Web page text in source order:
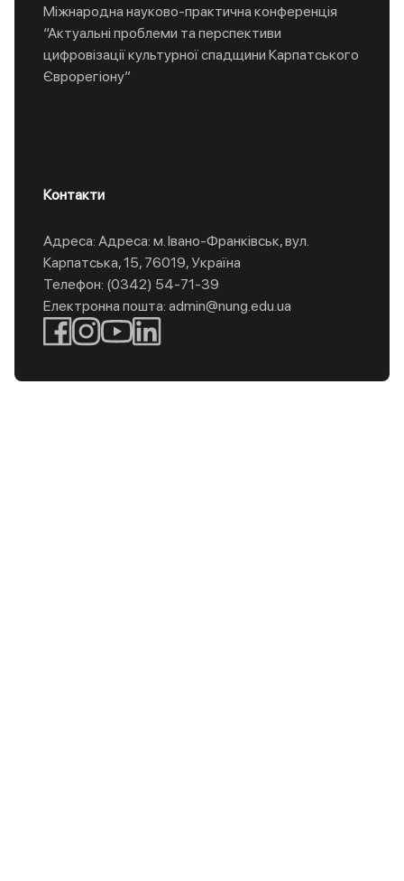
Міжнародна науково-практична конференція
“Актуальні проблеми та перспективи
цифровізації культурної спадщини Карпатського
Єврорегіону”
Контакти
Адреса: Адреса: м. Івано-Франківськ, вул.
Карпатська, 15, 76019, Україна
Телефон: (0342) 54-71-39
Електронна пошта: admin@nung.edu.ua